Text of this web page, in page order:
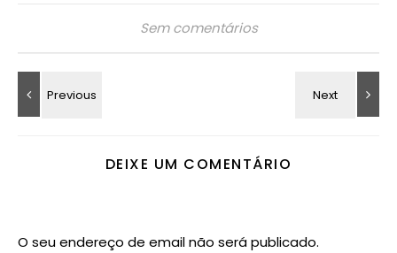
Sem comentários
DEIXE UM COMENTÁRIO
O seu endereço de email não será publicado.